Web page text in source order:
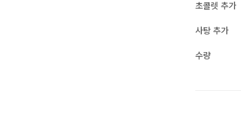
초콜렛 추가
사탕 추가
수량